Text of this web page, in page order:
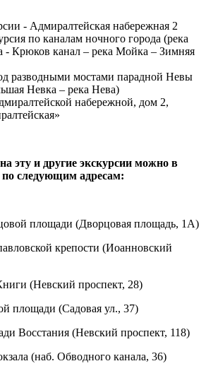
- Адмиралтейская набережная 2
по каналам ночного города (река
- Крюков канал – река Мойка – Зимняя
разводными мостами парадной Невы
Невка – река Нева)
набережной, дом 2,
эту и другие экскурсии можно в
по следующим адресам:
площади (Дворцовая площадь, 1A)
крепости (Иоанновский
(Невский проспект, 28)
площади (Садовая ул., 37)
Восстания (Невский проспект, 118)
(наб. Обводного канала, 36)